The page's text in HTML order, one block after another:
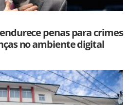
penas para crimes
no ambiente digital